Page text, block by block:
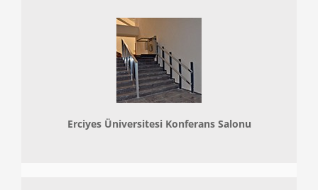
Erciyes Üniversitesi Konferans Salonu